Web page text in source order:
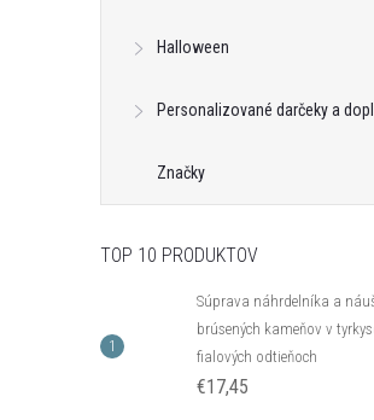
Halloween
Personalizované darčeky a
Značky
TOP 10 PRODUKTOV
Súprava náhrdelníka a
brúsených kameňov v
fialových odtieňoch
€17,45